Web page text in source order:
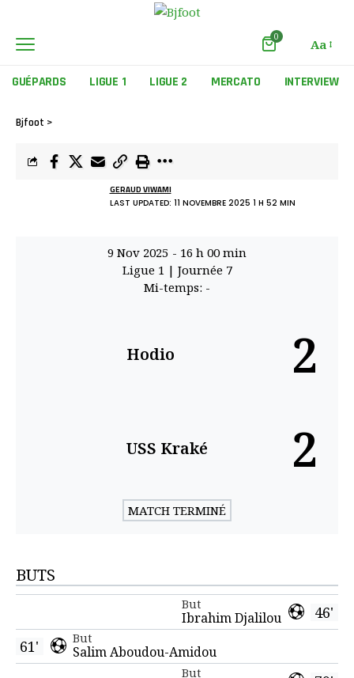
0 Aa
GUÉPARDS LIGUE 1 LIGUE 2 MERCATO INTERVIEW
Bjfoot >
LAST UPDATED: 11 NOVEMBRE 2025 1 H 52 MIN
GERAUD VIWAMI
9 Nov 2025 - 16 h 00 min
Ligue 1 | Journée 7
Mi-temps: -
Hodio 2
USS Kraké 2
MATCH TERMINÉ
BUTS
46'
But
Ibrahim Djalilou
But
Salim Aboudou-Amidou
61'
But